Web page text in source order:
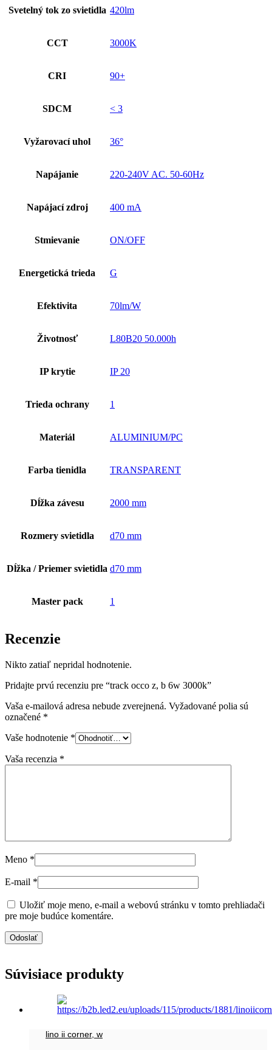
Svetelný tok zo svietidla 420lm
CCT 3000K
CRI 90+
SDCM < 3
Vyžarovací uhol 36°
Napájanie 220-240V AC. 50-60Hz
Napájací zdroj 400 mA
Stmievanie ON/OFF
Energetická trieda G
Efektivita 70lm/W
Životnosť L80B20 50.000h
IP krytie IP 20
Trieda ochrany 1
Materiál ALUMINIUM/PC
Farba tienidla TRANSPARENT
Dĺžka závesu 2000 mm
Rozmery svietidla d70 mm
Dĺžka / Priemer svietidla d70 mm
Master pack 1
Recenzie
Nikto zatiaľ nepridal hodnotenie.
Pridajte prvú recenziu pre “track occo z, b 6w 3000k”
Vaša e-mailová adresa nebude zverejnená. Vyžadované polia sú
označené *
Vaše hodnotenie *
Vaša recenzia *
Meno *
E-mail *
Uložiť moje meno, e-mail a webovú stránku v tomto prehliadači
pre moje budúce komentáre.
Súvisiace produkty
lino ii corner, w